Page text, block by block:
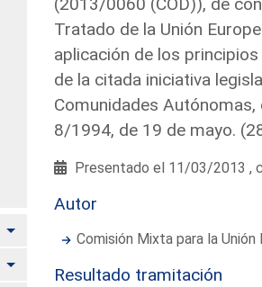
Alternar
Alternar
Tratado de la Unión
aplicación de los
de la citada iniciativa
Comunidades
8/1994, de 19 de mayo.
Presentado el 11/03/2013 ,
Autor
Comisión Mixta para la Unión
Resultado tramitación